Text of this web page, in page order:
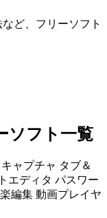
ど、 フリーソフト
ソフト一覧
キャプチャ タブ＆
エディタ パスワー
編集 動画プレイヤ